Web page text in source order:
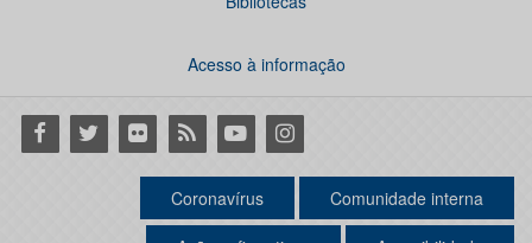
Acesso à informação
Facebook
Twitter Flickr RSS YoutubeInstagram
Coronavírus Comunidade interna